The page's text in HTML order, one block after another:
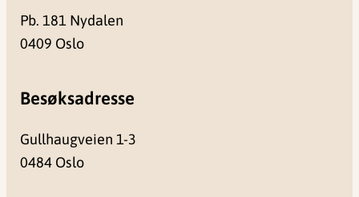
Pb. 181 Nydalen
0409 Oslo
Besøksadresse
Gullhaugveien 1-3
0484 Oslo